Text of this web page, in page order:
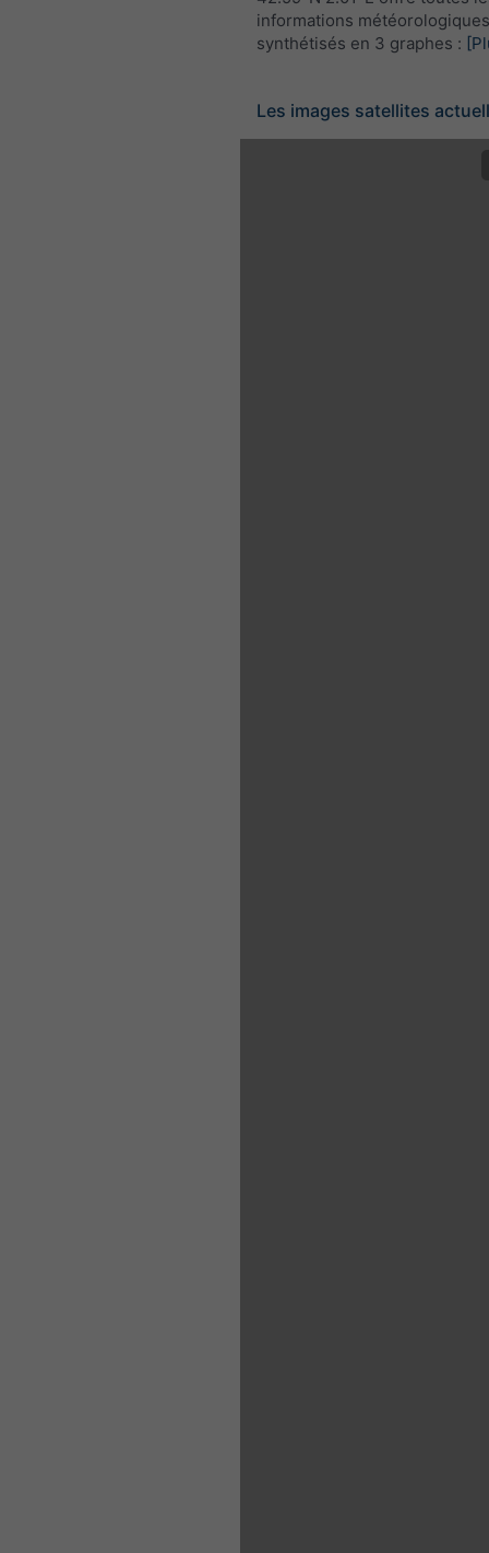
informations météorologiques
synthétisés en 3 graphes :
Les images satellites